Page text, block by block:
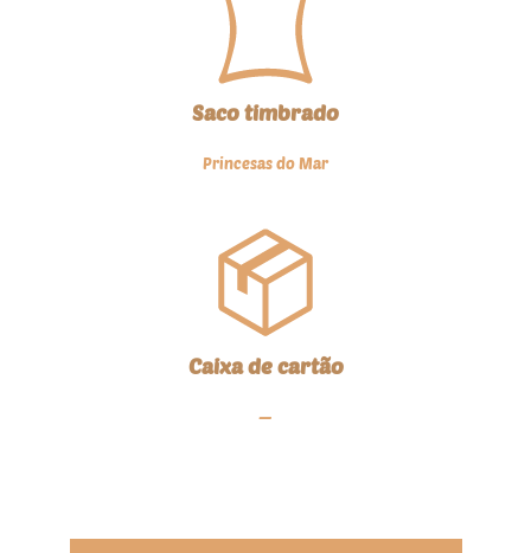
Saco timbrado
Princesas do Mar
Caixa de cartão
—